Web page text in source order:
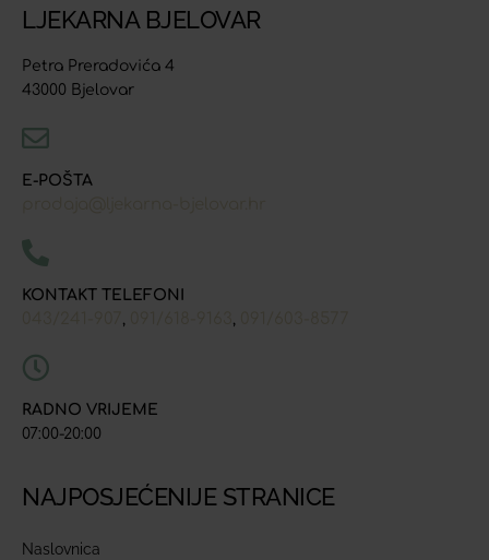
LJEKARNA BJELOVAR
Petra Preradovića 4
43000 Bjelovar
E-POŠTA
KONTAKT TELEFONI
, ,
RADNO VRIJEME
07:00-20:00
NAJPOSJEĆENIJE STRANICE
Naslovnica